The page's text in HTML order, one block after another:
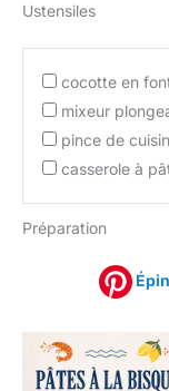
Ustensiles
cocotte en
mixeur
pince de
casserole à
Préparation